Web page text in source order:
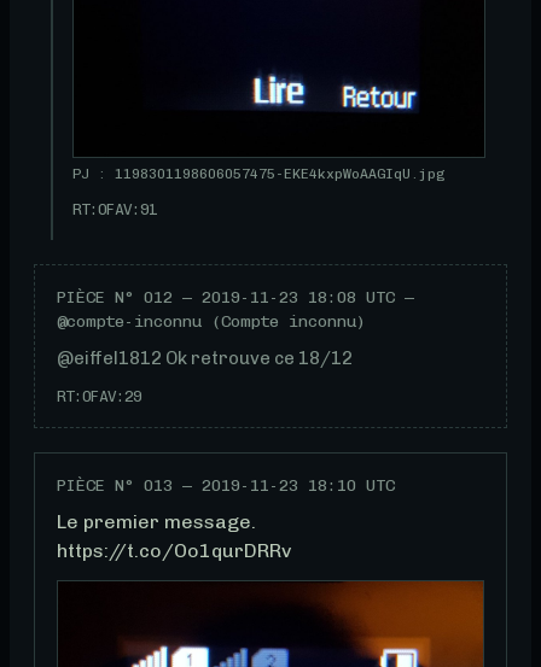
PJ : 1198301198606057475-EKE4kxpWoAAGIqU.jpg
RT:0FAV:91
PIÈCE N° 012 — 2019-11-23 18:08 UTC—
@compte-inconnu (Compte inconnu)
@eiffel1812 Ok retrouve ce 18/12
RT: 0FAV: 29
PIÈCE N° 013 — 2019-11-23 18:10 UTC
Le premier message.
https://t.co/Oo1qurDRRv